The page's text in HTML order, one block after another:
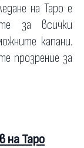
на Таро е
за всички
капани.
прозрение за
на Таро